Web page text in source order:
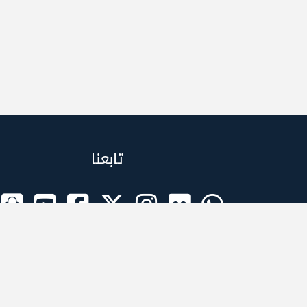
تابعنا